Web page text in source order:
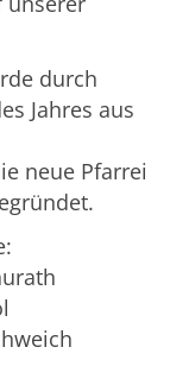
durch
Jahres aus
neue Pfarrei